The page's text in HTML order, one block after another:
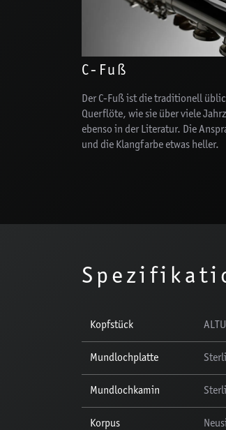
C-Fuß
Der C-Fuß ist die traditionell
Querflöte, wie sie über viele
ebenso in der Literatur. Die
und die Klangfarbe etwas heller.
Kopfstück
Mundlochplatte
Mundlochkamin
Korpus